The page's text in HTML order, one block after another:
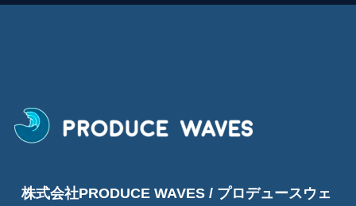
株式会社PRODUCE WAVES / プロデュースウェ